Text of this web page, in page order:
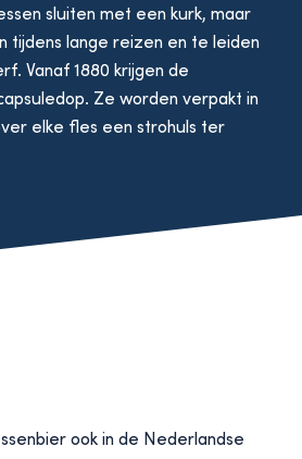
sluiten met een kurk, maar
tijdens lange reizen en te leiden
Vanaf 1880 krijgen de
Ze worden verpakt in
elke fles een strohuls ter
ook in de Nederlandse